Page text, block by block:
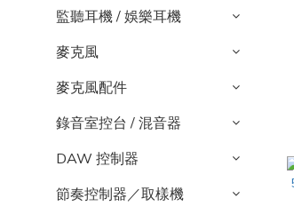
監聽耳機 / 娛樂耳機
麥克風
麥克風配件
錄音室控台 / 混音器
DAW 控制器
節奏控制器／取樣機